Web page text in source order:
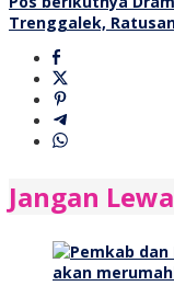
Trenggalek,
Jangan